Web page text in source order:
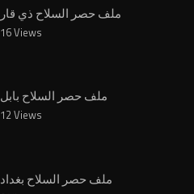
ملف حصر السلاح ذي قار
16 Views
ملف حصر السلاح بابل
12 Views
ملف حصر السلاح بغداد